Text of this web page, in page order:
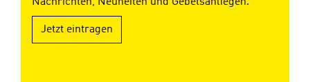
Nachrichten, Neuheiten und Gebetsanliegen.
Jetzt eintragen